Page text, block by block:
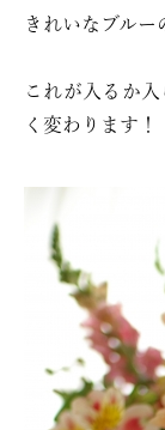
きれいなブル
これが入るか
く変わります！